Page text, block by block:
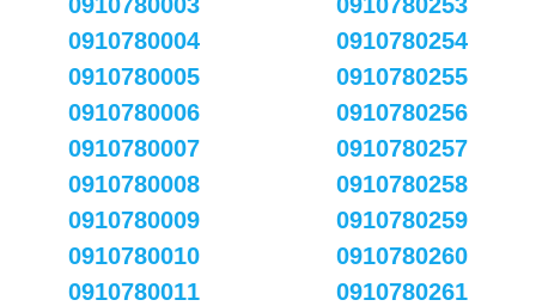
0910780004
0910780005
0910780006
0910780007
0910780008
0910780009
0910780010
0910780011
0910780254
0910780255
0910780256
0910780257
0910780258
0910780259
0910780260
0910780261